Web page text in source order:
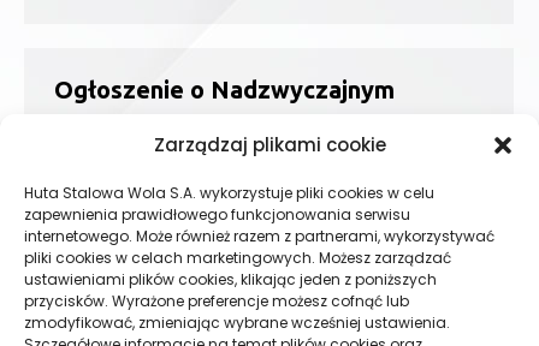
Zarządzaj plikami cookie
Huta Stalowa Wola S.A. wykorzystuje pliki cookies w celu
zapewnienia prawidłowego funkcjonowania serwisu
internetowego. Może również razem z partnerami, wykorzystywać
pliki cookies w celach marketingowych. Możesz zarządzać
ustawieniami plików cookies, klikając jeden z poniższych
przycisków. Wyrażone preferencje możesz cofnąć lub
zmodyfikować, zmieniając wybrane wcześniej ustawienia.
Ogłoszenie o Nadzwyczajnym
Wola Spółka Akcyjna w dniu 21
listopada 2023r.
Dla akcjonariuszy,Ogłoszenia,Ogłoszenia
korporacyjne
26.10.2023
Zarząd Huty Stalowa Wola Spółka Akcyjna,
działając na podstawie art. 399 § 1 w związku z